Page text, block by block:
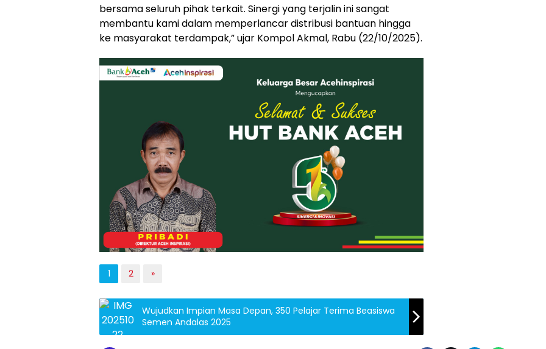
bersama seluruh pihak terkait. Sinergi yang terjalin ini sangat
membantu kami dalam memperlancar distribusi bantuan hingga
ke masyarakat terdampak,” ujar Kompol Akmal, Rabu (22/10/2025).
1 2 »
Wujudkan Impian Masa Depan, 350 Pelajar Terima Beasiswa
Semen Andalas 2025